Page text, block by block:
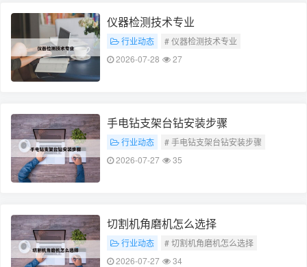
仪器检测技术专业
行业动态
# 仪器检测技术专业
2026-07-28
27
手电钻支架台钻安装步骤
行业动态
# 手电钻支架台钻安装步骤
2026-07-27
35
切割机角磨机怎么选择
行业动态
# 切割机角磨机怎么选择
2026-07-27
34